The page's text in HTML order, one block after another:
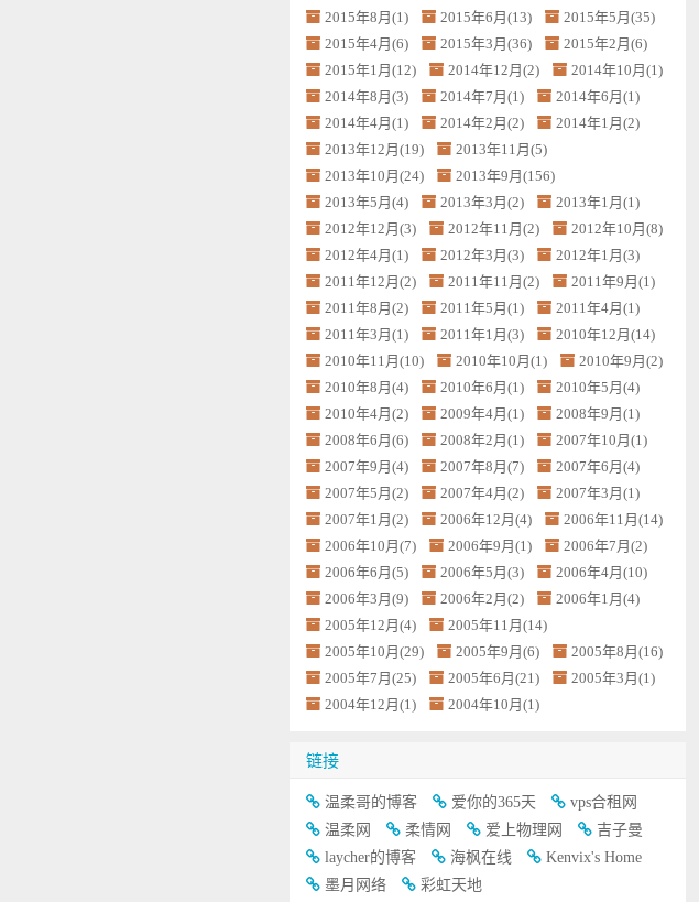
2015年8月(1)
2015年6月(13)
2015年5月(35)
2015年4月(6)
2015年3月(36)
2015年2月(6)
2015年1月(12)
2014年12月(2)
2014年10月(1)
2014年8月(3)
2014年7月(1)
2014年6月(1)
2014年4月(1)
2014年2月(2)
2014年1月(2)
2013年12月(19)
2013年11月(5)
2013年10月(24)
2013年9月(156)
2013年5月(4)
2013年3月(2)
2013年1月(1)
2012年12月(3)
2012年11月(2)
2012年10月(8)
2012年4月(1)
2012年3月(3)
2012年1月(3)
2011年12月(2)
2011年11月(2)
2011年9月(1)
2011年8月(2)
2011年5月(1)
2011年4月(1)
2011年3月(1)
2011年1月(3)
2010年12月(14)
2010年11月(10)
2010年10月(1)
2010年9月(2)
2010年8月(4)
2010年6月(1)
2010年5月(4)
2010年4月(2)
2009年4月(1)
2008年9月(1)
2008年6月(6)
2008年2月(1)
2007年10月(1)
2007年9月(4)
2007年8月(7)
2007年6月(4)
2007年5月(2)
2007年4月(2)
2007年3月(1)
2007年1月(2)
2006年12月(4)
2006年11月(14)
2006年10月(7)
2006年9月(1)
2006年7月(2)
2006年6月(5)
2006年5月(3)
2006年4月(10)
2006年3月(9)
2006年2月(2)
2006年1月(4)
2005年12月(4)
2005年11月(14)
2005年10月(29)
2005年9月(6)
2005年8月(16)
2005年7月(25)
2005年6月(21)
2005年3月(1)
2004年12月(1)
2004年10月(1)
链接
温柔哥的博客 爱你的365天
vps合租网
温柔网
柔情网 爱上物理网
吉子曼
laycher的博客
海枫在线
Kenvix's Home
墨月网络
彩虹天地